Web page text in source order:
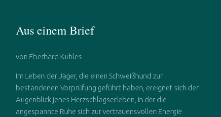
Aus einem Brief
von Eberhard Kuhles
Im Leben der Jäger, die einen Schweißhund zur
bestandenen Vorprüfung geführt haben, ereignet sich der
Augenblick jenes Herzschlagserleben, in der die
angespannte Ruhe sich zur vertrauensvollen Energie